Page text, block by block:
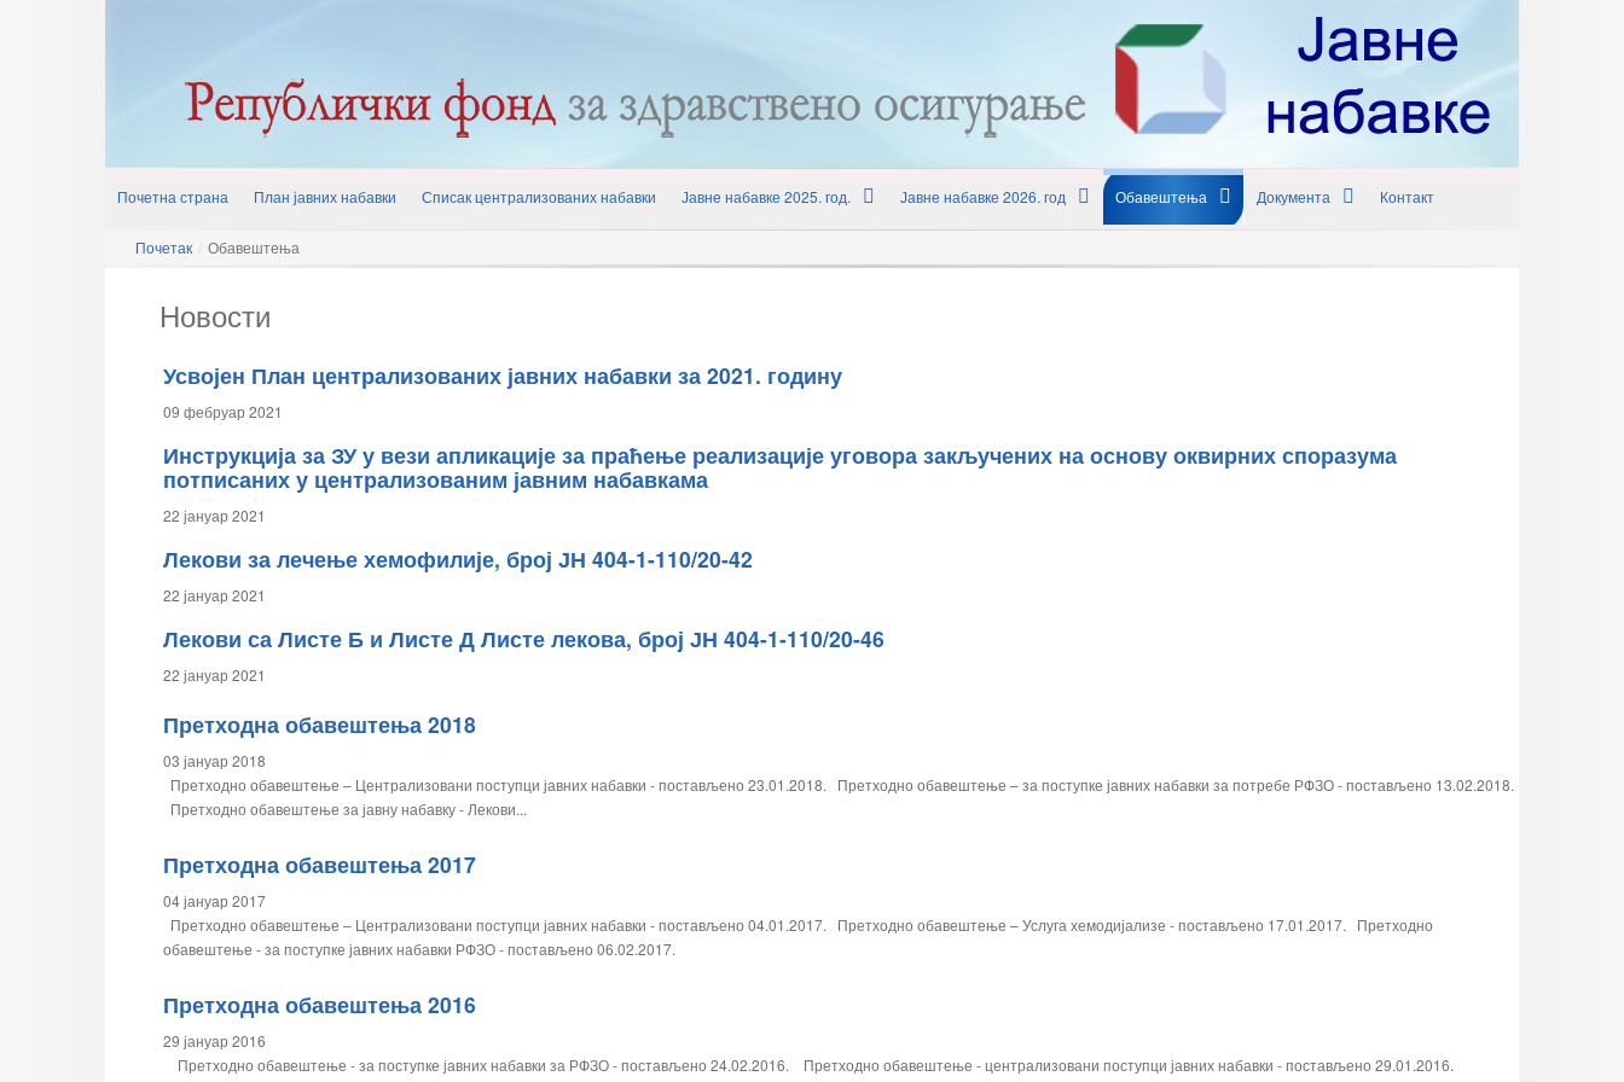
Почетна страна План јавних набавки Списак централизованих набавки Јавне набавке 2025. год. Јавне набавке 2026. год Обавештења Документа Контакт
Почетак / Обавештења
Новости
Усвојен План централизованих јавних набавки за 2021. годину
09 фебруар 2021
Инструкција за ЗУ у вези апликације за праћење реализације уговора закључених на основу оквирних споразума
потписаних у централизованим јавним набавкама
22 јануар 2021
Лекови за лечење хемофилије, број ЈН 404-1-110/20-42
22 јануар 2021
Лекови са Листе Б и Листе Д Листе лекова, број ЈН 404-1-110/20-46
22 јануар 2021
Претходна обавештења 2018
03 јануар 2018
Претходно обавештење – Централизовани поступци јавних набавки - постављено 23.01.2018. Претходно обавештење – за поступке јавних набавки за потребе РФЗО - постављено 13.02.2018.
Претходно обавештење за јавну набавку - Лекови...
Претходна обавештења 2017
04 јануар 2017
Претходно обавештење – Централизовани поступци јавних набавки - постављено 04.01.2017. Претходно обавештење – Услуга хемодијализе - постављено 17.01.2017. Претходно
обавештење - за поступке јавних набавки РФЗО - постављено 06.02.2017.
Претходна обавештења 2016
29 јануар 2016
Претходно обавештење - за поступке јавних набавки за РФЗО - постављено 24.02.2016. Претходно обавештење - централизовани поступци јавних набавки - постављено 29.01.2016.